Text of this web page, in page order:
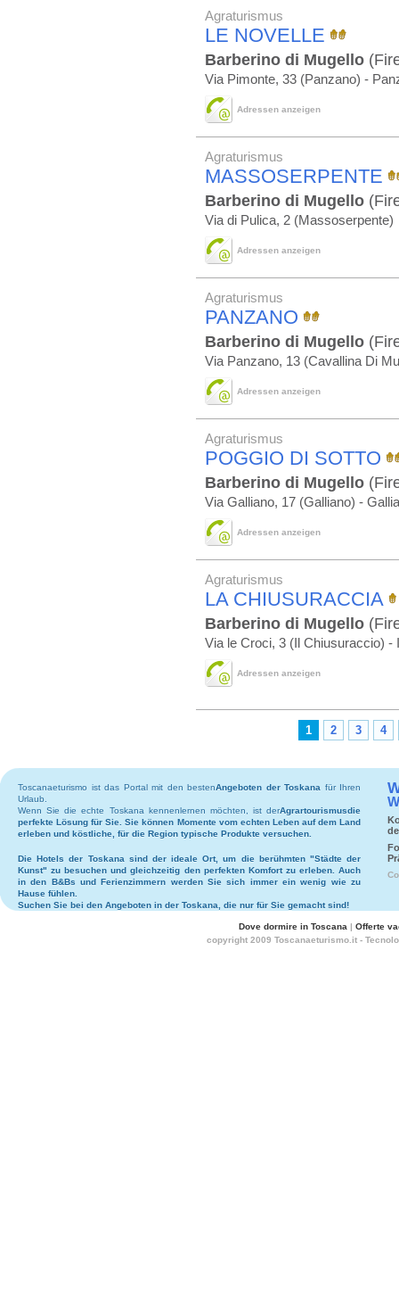
Agraturismus
LE NOVELLE
Barberino di Mugello
Via Pimonte, 33 (Panzano) -
Adressen anzeigen
Agraturismus
MASSOSERPENTE
Barberino di Mugello
Via di Pulica, 2 (Massoserpente)
Adressen anzeigen
Agraturismus
PANZANO
Barberino di Mugello
Via Panzano, 13 (Cavallina Di
Adressen anzeigen
Agraturismus
POGGIO DI SOTTO
Barberino di Mugello
Via Galliano, 17 (Galliano) -
Adressen anzeigen
Agraturismus
LA CHIUSURACCIA
Barberino di Mugello
Via le Croci, 3 (Il Chiusuraccio) -
Adressen anzeigen
1 2 3 4
Toscanaeturismo ist das Portal mit den bestenAngeboten der Toskana für Ihren
Urlaub.
Wenn Sie die echte Toskana kennenlernen möchten, ist derAgrartourismusdie
perfekte Lösung für Sie. Sie können Momente vom echten Leben auf dem Land
erleben und köstliche, für die Region typische Produkte versuchen.
DieHotels der Toskana sind der ideale Ort, um die berühmten "Städte der
Kunst" zu besuchen und gleichzeitig den perfekten Komfort zu erleben. Auch
in den B&Bs undFerienzimmern werden Sie sich immer ein wenig wie zu
Hause fühlen.
Suchen Sie bei den Angeboten in der Toskana , die nur für Sie gemacht sind!
Dove dormire in Toscana | Offerte
copyright 2009 Toscanaeturismo.it -